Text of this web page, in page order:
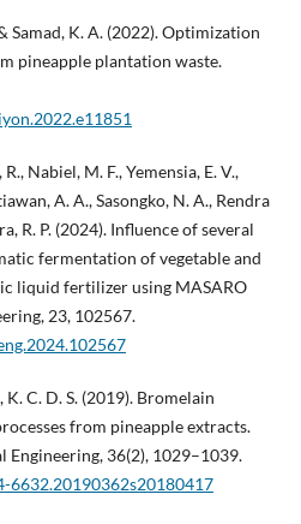
Samad, K. A. (2022). Optimization
pineapple plantation waste.
Nabiel, M. F., Yemensia, E. V.,
A. A., Sasongko, N. A., Rendra
R. P. (2024). Influence of several
fermentation of vegetable and
liquid fertilizer using MASARO
23, 102567.
C. D. S. (2019). Bromelain
from pineapple extracts.
Engineering, 36(2), 1029–1039.
6632.20190362s20180417